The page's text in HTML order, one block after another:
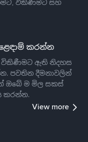
විකිණීමට සහ
කරන්න
විකිණීමට ඇති නිදහස
පවතින දීමනාවලින්
ඔබේ ම මිල සකස්
කරන්න.
View more